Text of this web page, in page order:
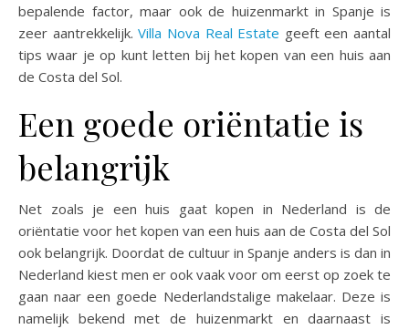
bepalende factor, maar ook de huizenmarkt in Spanje is
zeer aantrekkelijk.Villa Nova Real Estate geeft een aantal
tips waar je op kunt letten bij het kopen van een huis aan
de Costa del Sol.
Een goede oriëntatie is
belangrijk
Net zoals je een huis gaat kopen in Nederland is de
oriëntatie voor het kopen van een huis aan de Costa del Sol
ook belangrijk. Doordat de cultuur in Spanje anders is dan in
Nederland kiest men er ook vaak voor om eerst op zoek te
gaan naar een goede Nederlandstalige makelaar. Deze is
namelijk bekend met de huizenmarkt en daarnaast is